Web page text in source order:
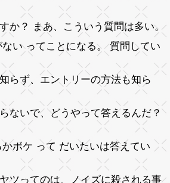
か？ まあ、こういう質問は多い。
い ってことになる。 質問してい
らず、エントリーの方法も知ら
ないで、どうやって答えるんだ？
ボケ って だいたいは答えてい
ツってのは、ノイズに殺される事